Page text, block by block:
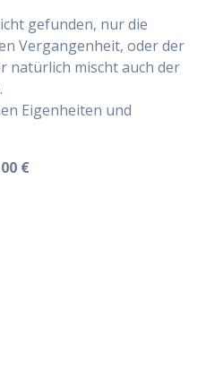
gefunden, nur die
Vergangenheit, oder der
natürlich mischt auch der
Eigenheiten und
€